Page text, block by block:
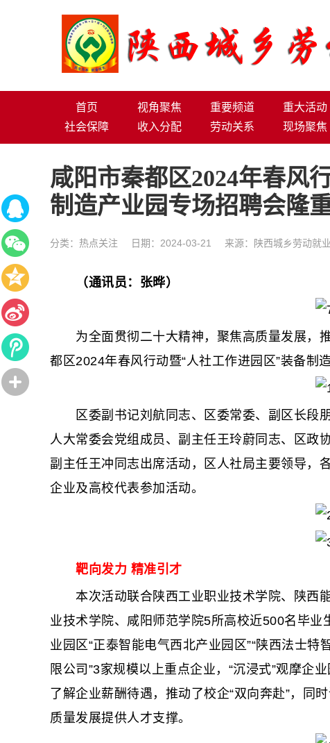
首页 视角聚焦 重要频道 重大活动
社会保障
收入分配 劳动关系 现场聚焦
咸阳市秦都区2024年春风
制造产业园专场招聘会隆
分类： 热点关注 日期：2024-03-21 来源：陕西城乡劳动就
（通讯员：张晔）
为全面贯彻二十大精神，聚焦高质量发展，推
都区2024年春风行动暨“人社工作进园区”装备制
区委副书记刘航同志、区委常委、副区长段
人大常委会党组成员、副主任王玲蔚同志、区政
副主任王冲同志出席活动，区人社局主要领导，
企业及高校代表参加活动。
靶向发力 精准引才
本次活动联合陕西工业职业技术学院、陕西
业技术学院、咸阳师范学院5所高校近500名毕
业园区“正泰智能电气西北产业园区”“陕西法士
限公司”3家规模以上重点企业，“沉浸式”观摩企
了解企业薪酬待遇，推动了校企“双向奔赴”，同
质量发展提供人才支撑。